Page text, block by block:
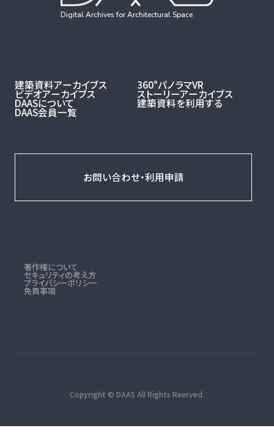
Digital Archives for Architectural Space
建築資料アーカイブス 360°パノラマVR
ビデオアーカイブス ストーリーアーカイブス
DAASについて 建築資料を利用する
DAAS会員一覧
お問い合わせ・利用申請
著作権について
セキュリティの考え方
プライバシーポリシー
免責事項
Copyright © DAAS All Rights Reerved.